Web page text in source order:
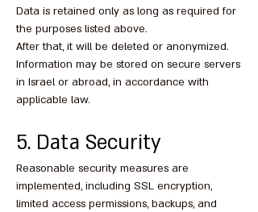
Data is retained only as long as required for
the purposes listed above.
After that, it will be deleted or anonymized.
Information may be stored on secure servers
in Israel or abroad, in accordance with
applicable law.
5. Data Security
Reasonable security measures are
implemented, including SSL encryption,
limited access permissions, backups, and